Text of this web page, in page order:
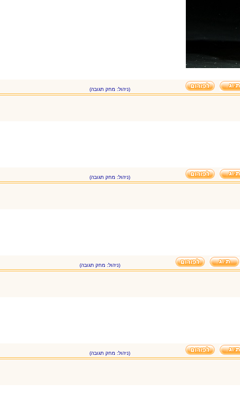
(ניהול: מחק תגובה)
(ניהול: מחק תגובה)
(ניהול: מחק תגובה)
(ניהול: מחק תגובה)